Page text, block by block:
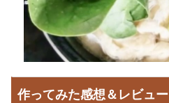
作ってみた感想＆レビュー